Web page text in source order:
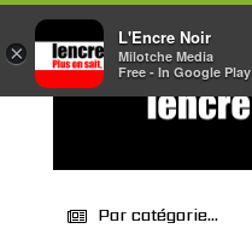
Par catégorie...
×
L'Encre Noir
Milotche Media
Free - In Google Play